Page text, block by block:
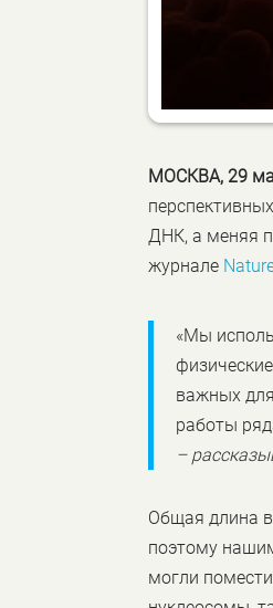
МОСКВА, 29
ДНК, а меняя
журнале
«Мы
важных
работы
–
Общая длина
поэтому
могли